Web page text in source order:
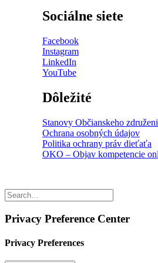
Sociálne siete
Facebook
Instagram
LinkedIn
YouTube
Dôležité
Stanovy Občianskeho
Ochrana osobných údajov
Politika ochrany práv dieťaťa
OKO – Objav kompetencie
Privacy Preference Center
Privacy Preferences